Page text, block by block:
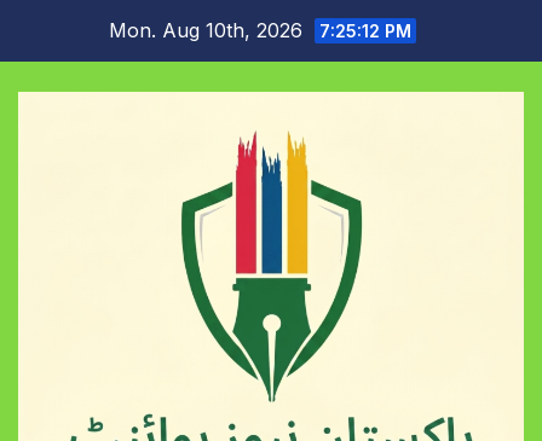
content
Mon. Aug 10th, 2026 7:25:13 PM